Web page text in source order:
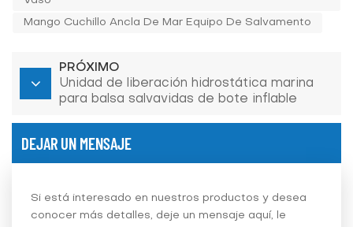
Mango Cuchillo Ancla De Mar Equipo De Salvamento
PRÓXIMO
Unidad de liberación hidrostática marina
para balsa salvavidas de bote inflable
DEJAR UN MENSAJE
Si está interesado en nuestros productos y desea
conocer más detalles, deje un mensaje aquí, le